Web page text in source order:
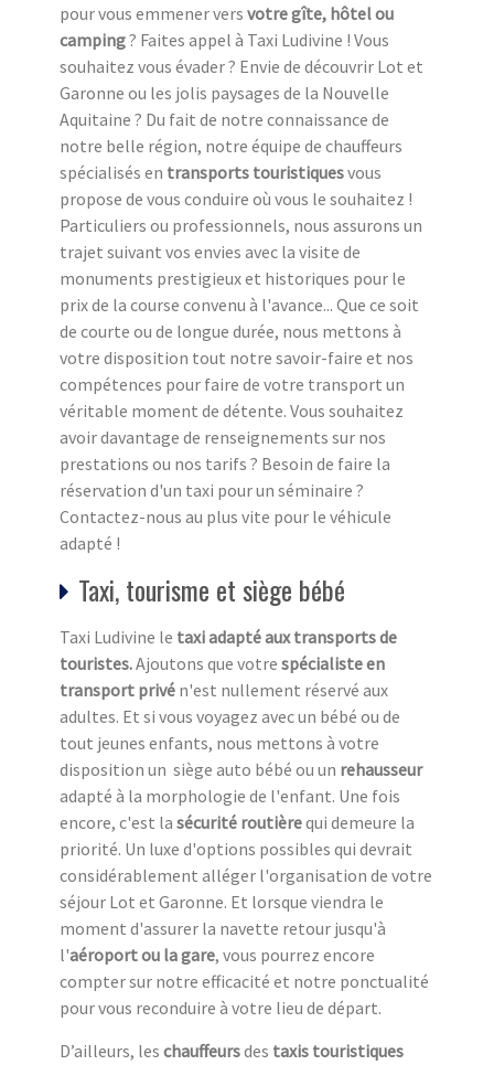
pour vous emmener vers votre gîte, hôtel ou
camping? Faites appel à Taxi Ludivine ! Vous
souhaitez vous évader ? Envie de découvrir Lot et
Garonne ou les jolis paysages de la Nouvelle
Aquitaine ? Du fait de notre connaissance de
notre belle région, notre équipe de chauffeurs
spécialisés en transports touristiquesvous
propose de vous conduire où vous le souhaitez !
Particuliers ou professionnels, nous assurons un
trajet suivant vos envies avec la visite de
monuments prestigieux et historiques pour le
prix de la course convenu à l'avance... Que ce soit
de courte ou de longue durée, nous mettons à
votre disposition tout notre savoir-faire et nos
compétences pour faire de votre transport un
véritable moment de détente. Vous souhaitez
avoir davantage de renseignements sur nos
prestations ou nos tarifs ? Besoin de faire la
réservation d'un taxi pour un séminaire ?
Contactez-nous au plus vite pour le véhicule
adapté !
Taxi, tourisme et siège bébé
Taxi Ludivine le taxi adapté aux transports de
touristes.Ajoutons que votre spécialiste en
transport privé n'est nullement réservé aux
adultes. Et si vous voyagez avec un bébé ou de
tout jeunes enfants, nous mettons à votre
disposition un siège auto bébé ou un rehausseur
adapté à la morphologie de l'enfant. Une fois
encore, c'est la sécurité routièrequi demeure la
priorité. Un luxe d'options possibles qui devrait
considérablement alléger l'organisation de votre
séjour Lot et Garonne. Et lorsque viendra le
moment d'assurer la navette retour jusqu'à
l'aéroport ou la gare, vous pourrez encore
compter sur notre efficacité et notre ponctualité
pour vous reconduire à votre lieu de départ.
D’ailleurs, les chauffeursdes taxis touristiques